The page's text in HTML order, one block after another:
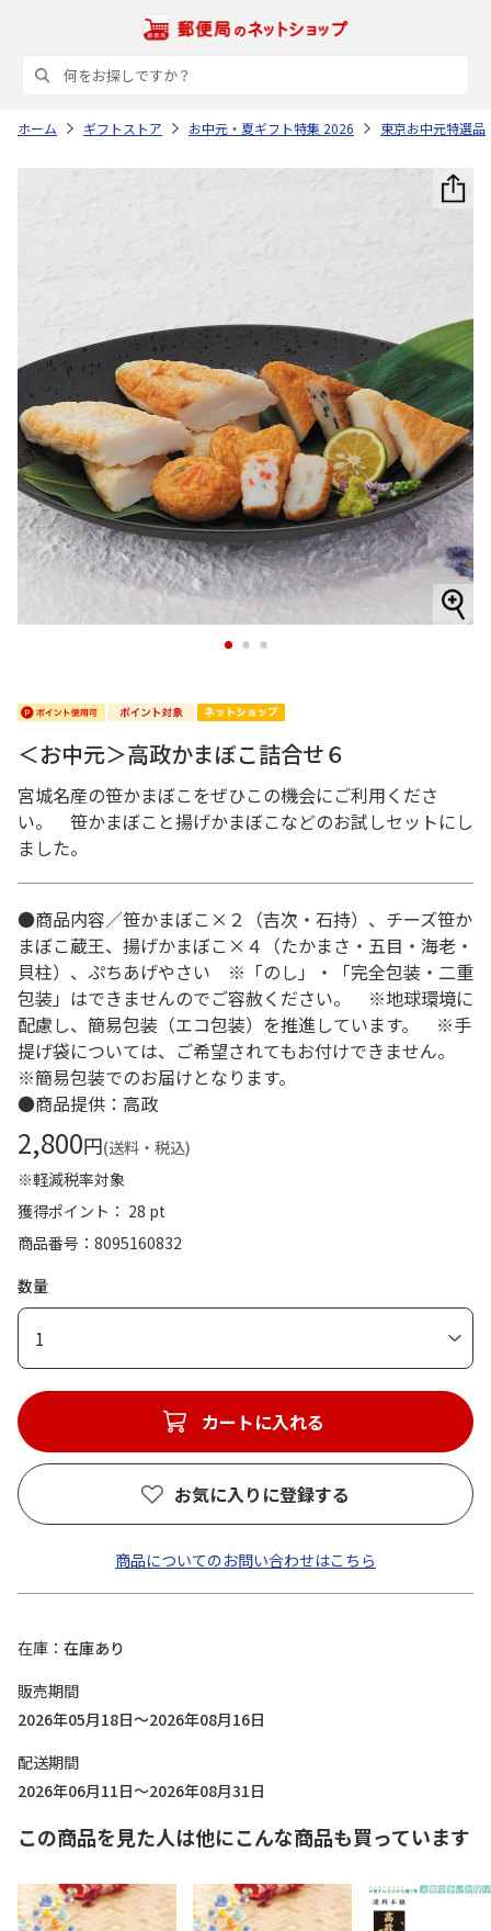
ホーム ギフトストア お中元・夏ギフト特集 2026 東京お中元特選品
1 2 3
＜お中元＞高政かまぼこ詰合せ６
宮城名産の笹かまぼこをぜひこの機会にご利用くださ
い。 笹かまぼこと揚げかまぼこなどのお試しセットにし
ました。
●商品内容／笹かまぼこ×２（吉次・石持）、チーズ笹か
まぼこ蔵王、揚げかまぼこ×４（たかまさ・五目・海老・
貝柱）、ぷちあげやさい ※「のし」・「完全包装・二重
包装」はできませんのでご容赦ください。 ※地球環境に
配慮し、簡易包装（エコ包装）を推進しています。 ※手
提げ袋については、ご希望されてもお付けできません。
※簡易包装でのお届けとなります。
●商品提供：高政
2,800円(送料・税込)
※軽減税率対象
獲得ポイント： 28 pt
商品番号
8095160832
数量
1
カートに入れる
お気に入りに登録する
商品についてのお問い合わせはこちら
在庫
在庫あり
販売期間
2026年05月18日～2026年08月16日
配送期間
2026年06月11日～2026年08月31日
この商品を見た人は他にこんな商品も買っています